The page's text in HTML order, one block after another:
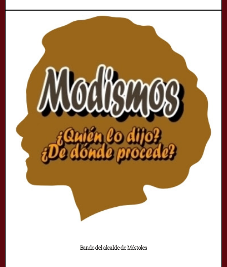
Bando del alcalde de Móstoles